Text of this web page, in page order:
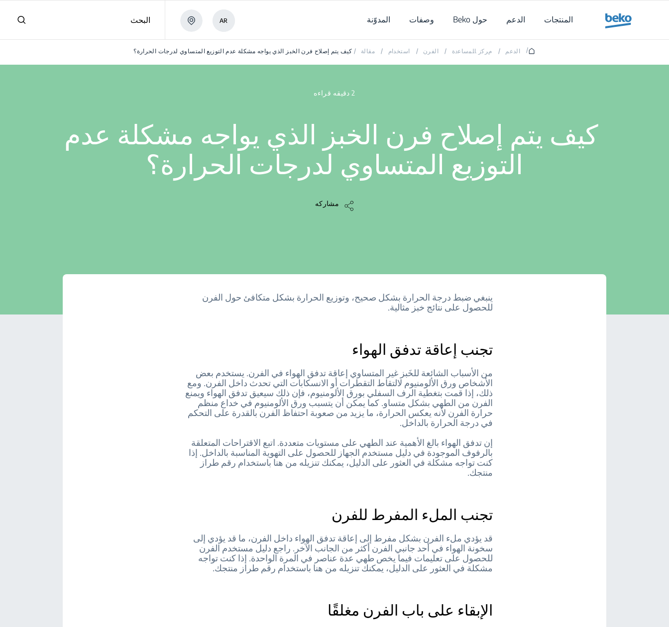
المنتجات
الدعم حول Beko وصفات المدوّنة AR البحث
/ الدعم / ﻡﺮﻛﺯ ﺎﻠﻤﺳﺎﻋﺩﺓ / الفرن / استخدام / مقالة / كيف يتم إصلاح فرن الخبز الذي يواجه مشكلة عدم التوزيع المتساوي لدرجات الحرارة؟
2 دقيقه قراءه
كيف يتم إصلاح فرن الخبز الذي يواجه مشكلة عدم
التوزيع المتساوي لدرجات الحرارة؟
مشاركه
ينبغي ضبط درجة الحرارة بشكل صحيح، وتوزيع الحرارة بشكل متكافئ حول الفرن
للحصول على نتائج خبز مثالية.
تجنب إعاقة تدفق الهواء
من الأسباب الشائعة للخَبز غير المتساوي إعاقة تدفق الهواء في الفرن. يستخدم بعض
الأشخاص ورق الألومنيوم لالتقاط التقطرات أو الانسكابات التي تحدث داخل الفرن. ومع
ذلك، إذا قمت بتغطية الرف السفلي بورق الألومنيوم، فإن ذلك سيعيق تدفق الهواء ويمنع
الفرن من الطهي بشكل متساو. كما يمكن أن يتسبب ورق الألومنيوم في خداع منظم
حرارة الفرن لأنه يعكس الحرارة، ما يزيد من صعوبة احتفاظ الفرن بالقدرة على التحكم
في درجة الحرارة بالداخل.
إن تدفق الهواء بالغ الأهمية عند الطهي على مستويات متعددة. اتبع الاقتراحات المتعلقة
بالرفوف الموجودة في دليل مستخدم الجهاز للحصول على التهوية المناسبة بالداخل. إذا
كنت تواجه مشكلة في العثور على الدليل، يمكنك تنزيله من هنا باستخدام رقم طراز
منتجك.
تجنب الملء المفرط للفرن
قد يؤدي ملء الفرن بشكل مفرط إلى إعاقة تدفق الهواء داخل الفرن، ما قد يؤدي إلى
سخونة الهواء في أحد جانبي الفرن أكثر من الجانب الآخر. راجع دليل مستخدم الفرن
للحصول على تعليمات فيما يخص طهي عدة عناصر في المرة الواحدة. إذا كنت تواجه
مشكلة في العثور على الدليل، يمكنك تنزيله من هنا باستخدام رقم طراز منتجك.
الإبقاء على باب الفرن مغلقًا